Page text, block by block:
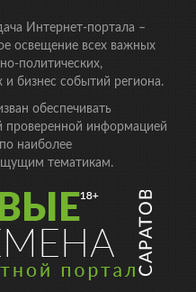
Интернет-портала –
освещение всех важных
политических,
и бизнес событий региона.
обеспечивать
проверенной информацией
наиболее
тематикам.